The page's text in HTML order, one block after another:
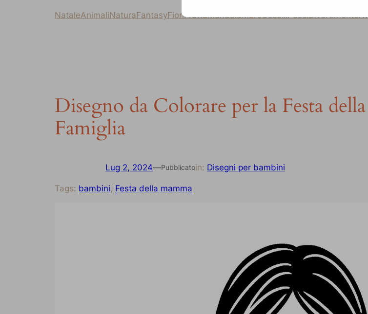
NataleAnimaliNaturaFantasyFioriFruttaMandalaMareUccelliPesciDivertimento
Disegno da Colorare per la Festa
Famiglia
Lug 2, 2024—Pubblicatoin: Disegni per bambini
Tags: bambini, Festa della mamma